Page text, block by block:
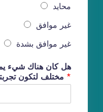
محايد
غير موافق
غير موافق بشدة
هل كان هناك شيء
*